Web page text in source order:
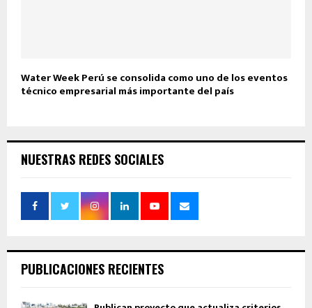
Water Week Perú se consolida como uno de los eventos
técnico empresarial más importante del país
NUESTRAS REDES SOCIALES
PUBLICACIONES RECIENTES